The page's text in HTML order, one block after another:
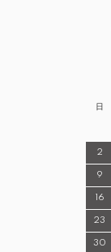
日
2
9
16
23
30